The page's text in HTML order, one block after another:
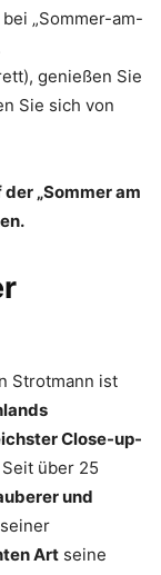
„Sommer-am-
genießen Sie
Sie sich von
„Sommer am
Strotmann ist
Close-up-
Seit über 25
und
Art seine